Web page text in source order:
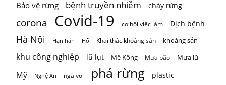
Photo
Xem trên Facebook · Chia sẻ
Bảo vệ rừng bệnh truyền nhiễm cháy rừng
corona Covid-19 cơ hội việc làm Dịch bệnh
Hà Nội Hạn hán Hổ Khai thác khoáng sản khoáng sản
khu công nghiệp lũ lụt Mê Kông Mưa bão Mưa lũ
Mỹ Nghệ An ngà voi phá rừng plastic